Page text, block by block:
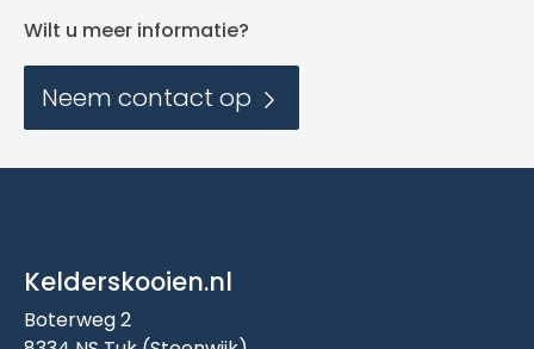
Wilt u meer informatie?
Neem contact op
Kelderskooien.nl
Boterweg 2